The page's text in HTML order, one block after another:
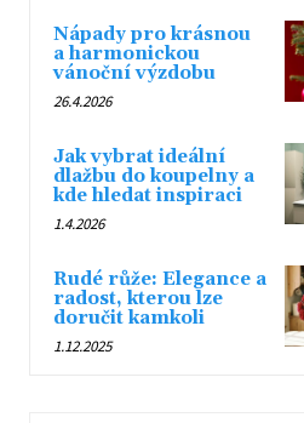
Nápady pro krásnou
a harmonickou
vánoční výzdobu
26.4.2026
Jak vybrat ideální
dlažbu do koupelny a
kde hledat inspiraci
1.4.2026
Rudé růže: Elegance a
radost, kterou lze
doručit kamkoli
1.12.2025